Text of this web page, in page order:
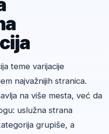
teme varijacije
najvažnijih stranica.
na više mesta, već da
uslužna strana
grupiše, a